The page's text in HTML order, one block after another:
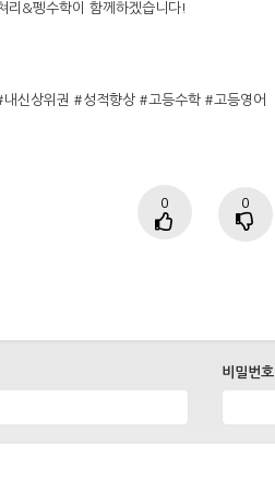
리&펭수학이 함께하겠습니다!
신상위권 #성적향상 #고등수학 #고등영어
0 0
비밀번호